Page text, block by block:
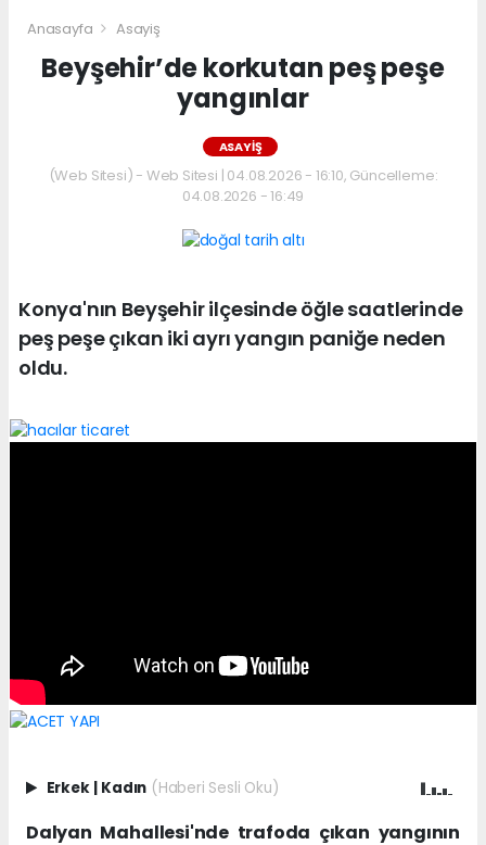
Anasayfa Asayiş
Beyşehir’de korkutan peş peşe
yangınlar
ASAYIŞ
(Web Sitesi) - Web Sitesi | 04.08.2026 - 16:10, Güncelleme:
04.08.2026 - 16:49
Konya'nın Beyşehir ilçesinde öğle saatlerinde
peş peşe çıkan iki ayrı yangın paniğe neden
oldu.
Erkek | Kadın (Haberi Sesli Oku)
Dalyan Mahallesi'nde trafoda çıkan yangının